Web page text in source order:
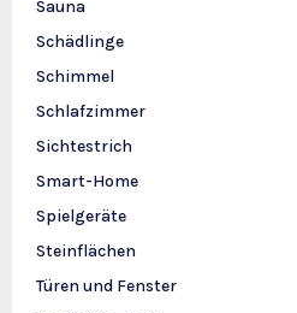
Sauna
Schädlinge
Schimmel
Schlafzimmer
Sichtestrich
Smart-Home
Spielgeräte
Steinflächen
Türen und Fenster